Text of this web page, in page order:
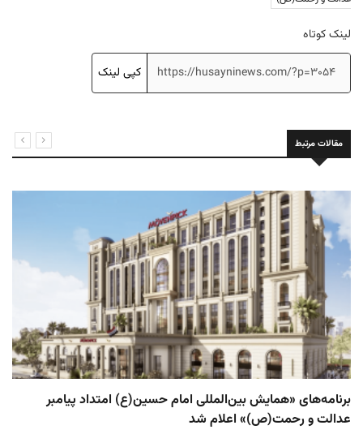
لینک کوتاه
کپی لینک
مقالات مرتبط
فهرست همه آثار رسیده به دبیرخانه همایش بین المللی امام
حسین(ع) امتداد پیامبر عدالت و رحمت(ص)